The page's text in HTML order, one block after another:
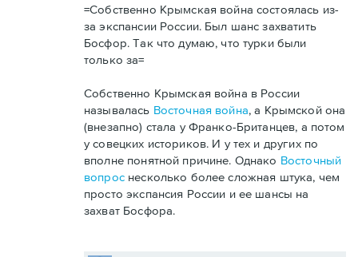
=Собственно Крымская война состоялась из-
за экспансии России. Был шанс захватить
Босфор. Так что думаю, что турки были
только за=
Собственно Крымская война в России
называлась Восточная война, а Крымской она
(внезапно) стала у Франко-Британцев, а потом
у совецких историков. И у тех и других по
вполне понятной причине. Однако Восточный
вопроснесколько более сложная штука, чем
просто экспансия России и ее шансы на
захват Босфора.